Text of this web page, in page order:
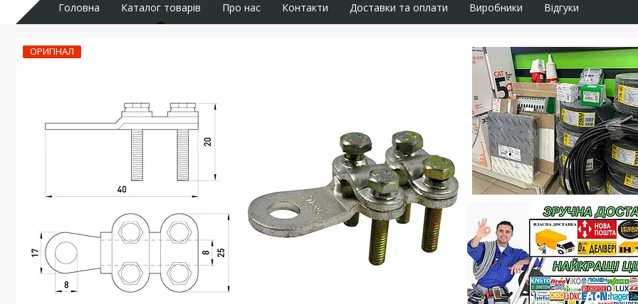
Головна Каталог товарів Про нас Контакти Доставки та оплати Виробники Відгуки
ОРИГІНАЛ